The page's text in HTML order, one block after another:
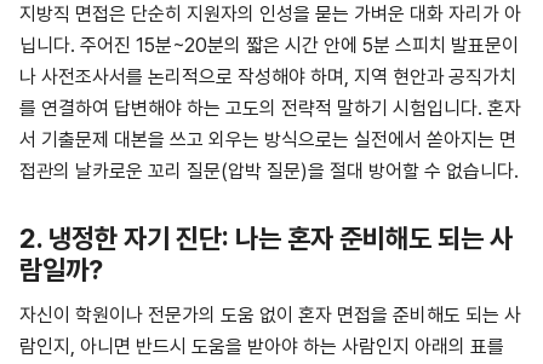
지방직 면접은 단순히 지원자의 인성을 묻는 가벼운 대화 자리가 아
닙니다. 주어진 15분~20분의 짧은 시간 안에 5분 스피치 발표문이
나 사전조사서를 논리적으로 작성해야 하며, 지역 현안과 공직가치
를 연결하여 답변해야 하는 고도의 전략적 말하기 시험입니다. 혼자
서 기출문제 대본을 쓰고 외우는 방식으로는 실전에서 쏟아지는 면
접관의 날카로운 꼬리 질문(압박 질문)을 절대 방어할 수 없습니다.
2. 냉정한 자기 진단: 나는 혼자 준비해도 되는 사
람일까?
자신이 학원이나 전문가의 도움 없이 혼자 면접을 준비해도 되는 사
람인지, 아니면 반드시 도움을 받아야 하는 사람인지 아래의 표를